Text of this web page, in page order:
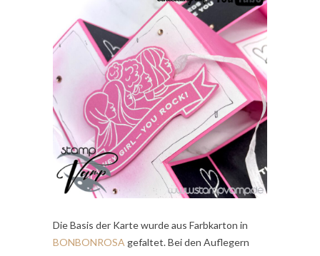
Die Basis der Karte wurde aus Farbkarton in
BONBONROSA gefaltet. Bei den Auflegern